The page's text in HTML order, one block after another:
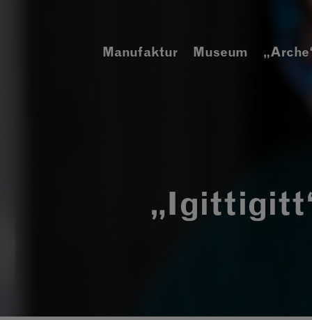
Manufaktur Museum